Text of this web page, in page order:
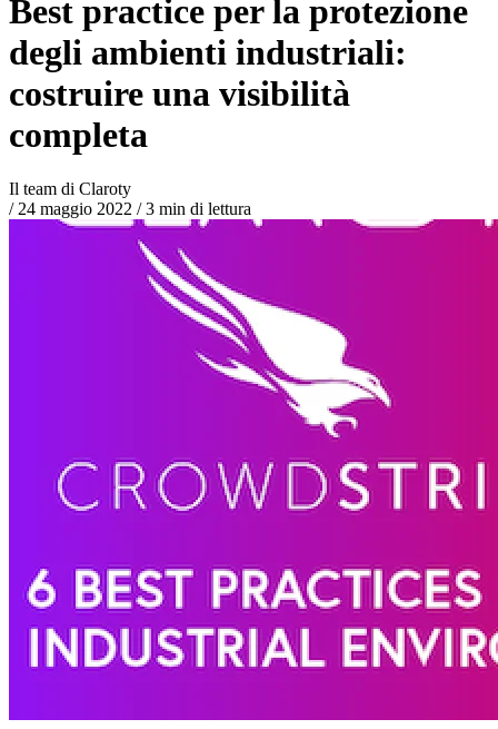
Best practice per la protezione
degli ambienti industriali:
costruire una visibilità
completa
Il team di Claroty
/ 24 maggio 2022 /3 min di lettura